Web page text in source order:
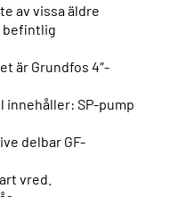
av vissa äldre
befintlig
är Grundfos 4″-
innehåller: SP-pump
delbar GF-
vred.